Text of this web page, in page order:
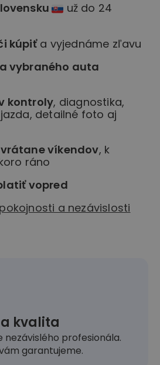
už do 24
kúpiťa vyjednáme zľavu
vybraného auta
kontroly, diagnostika,
detailné foto aj
víkendov, k
ráno
vopred
a nezávislosti
kvalita
nezávislého profesionála.
garantujeme.